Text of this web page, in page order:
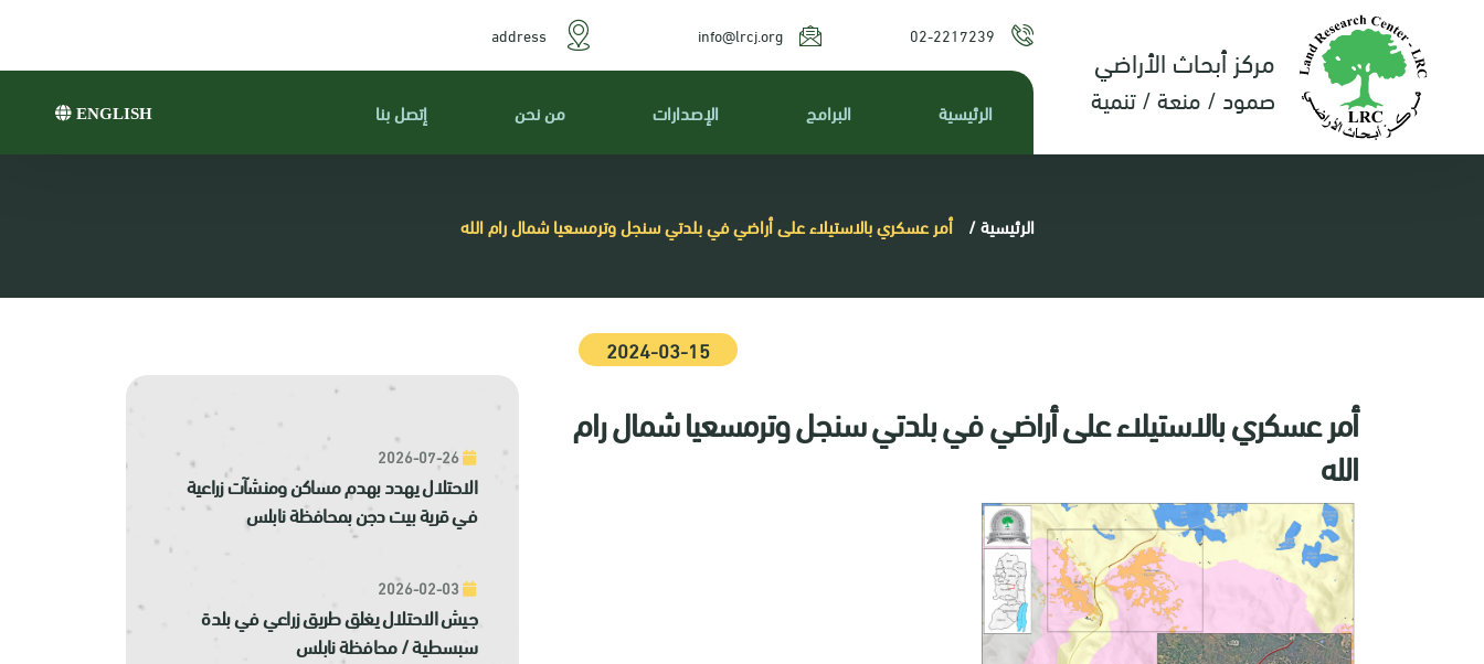
مركز أبحاث الأراضي
صمود / منعة / تنمية
02-2217239
info@lrcj.org
address
الرئيسية البرامج الإصدارات من نحن إتصل بنا ENGLISH
الرئيسية/ أمر عسكري بالاستيلاء على أراضي في بلدتي سنجل وترمسعيا شمال رام الله
2024-03-15
أمر عسكري بالاستيلاء على أراضي في بلدتي سنجل وترمسعيا شمال رام
الله الاحتلال يهدد بهدم مساكن ومنشآت زراعية
في قرية بيت دجن بمحافظة نابلس
جيش الاحتلال يغلق طريق زراعي في بلدة
سبسطية / محافظة نابلس